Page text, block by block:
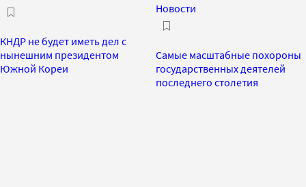
КНДР не будет иметь дел с
нынешним президентом
Южной Кореи
Новости
Самые масштабные похороны
государственных деятелей
последнего столетия